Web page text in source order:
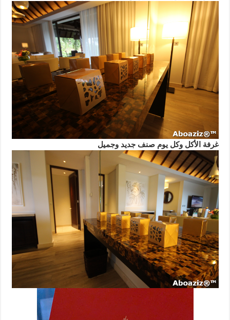
غرفة الأكل وكل يوم صنف جديد وجميل